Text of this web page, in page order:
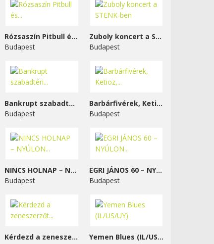
Rózsaszín Pitbull és...
Budapest
Zuboly koncert a STENK-ben
Budapest
Bankrupt szabadtéri...
Budapest
Barbárfivérek, Ketioz,...
Budapest
NINCS HOLNAP – NYÚLON...
Budapest
EGRI JÁNOS 60 – NYÚLON...
Budapest
Kérdezd a zeneszerzőt...
Yemen Blues (IL/US/UY)